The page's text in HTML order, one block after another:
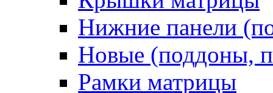
Нижние панели
Новые (поддоны,
Рамки матрицы